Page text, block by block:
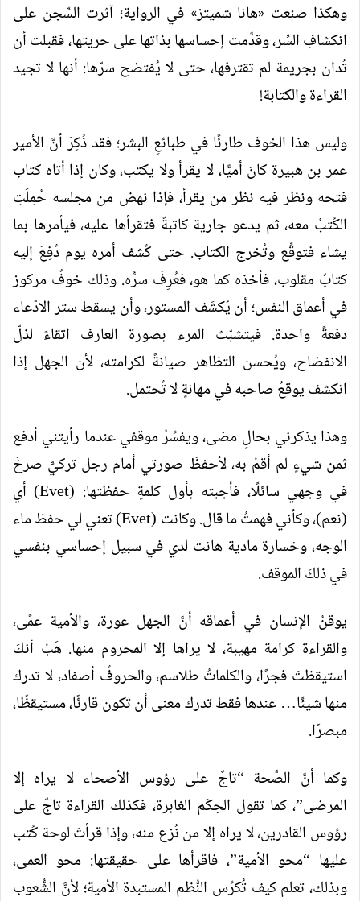
وهكذا صنعت «هانا شميتز» في الرواية؛ آثرت السِّجن على
انكشافِ السِّر، وقدَّمت إحساسها بذاتها على حريتها، فقبلت أن
تُدان بجريمة لم تقترفها، حتى لا يُفتضح سرّها: أنها لا تجيد
القراءة والكتابة!
وليس هذا الخوف طارئًا في طبائعِ البشر؛ فقد ذُكِرَ أنَّ الأمير
عمر بن هبيرة كانَ أميًّا، لا يقرأ ولا يكتب، وكان إذا أتاه كتاب
فتحه ونظر فيه نظر من يقرأ، فإذا نهض من مجلسه حُمِلَتِ
الكُتبُ معه، ثم يدعو جارية كاتبةً فتقرأها عليه، فيأمرها بما
يشاء فتوقِّع وتُخرج الكتاب. حتى كُشف أمره يوم دُفِعَ إليه
كتابٌ مقلوب، فأخذه كما هو، فعُرِفَ سرُّه. وذلك خوفٌ مركوز
في أعماق النفس؛ أن يُكشَف المستور، وأن يسقط ستر الادّعاء
دفعةً واحدة. فيتشبّث المرء بصورة العارف اتقاءً لذلّ
الانفضاح، ويُحسن التظاهر صيانةً لكرامته، لأن الجهل إذا
انكشف يوقعُ صاحبه في مهانةٍ لا تُحتمل.
وهذا يذكرني بحالٍ مضى، ويفسِّرُ موقفي عندما رأيتني أدفع
ثمن شيءٍ لم أقمْ به، لأحفظَ صورتي أمام رجل تركيٍّ صرخَ
في وجهي سائلًا، فأجبته بأول كلمةٍ حفظتها: (Evet) أي
(نعم)، وكأني فهمتُ ما قال. وكانت (Evet) تعني لي حفظ ماء
الوجه، وخسارة مادية هانت لدي في سبيل إحساسي بنفسي
في ذلكَ الموقف.
يوقنُ الإنسان في أعماقه أنَّ الجهل عورة، والأمية عمًى،
والقراءة كرامة مهيبة، لا يراها إلا المحروم منها. هَبْ أنكَ
استيقظتَ فجرًا، والكلماتُ طلاسم، والحروفُ أصفاد، لا تدرك
منها شيئًا… عندها فقط تدرك معنى أن تكون قارئًا، مستيقظًا،
مبصرًا.
وكما أنَّ الصَّحة “تاجٌ على رؤوس الأصحاء لا يراه إلا
المرضى”، كما تقول الحِكَم الغابرة، فكذلك القراءة تاجٌ على
رؤوس القادرين، لا يراه إلا من نُزع منه، وإذا قرأتَ لوحة كُتب
عليها “محو الأمية”، فاقرأها على حقيقتها: محو العمى،
وبذلك، تعلم كيف تُكرِّس النُّظم المستبدة الأمية؛ لأنَّ الشُّعوب